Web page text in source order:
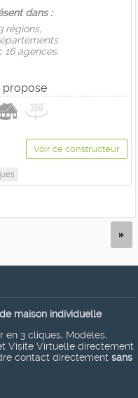
dans :
3 règions,
16 agences.
propose
Voir ce constructeur
maison individuelle
en 3 cliques, Modèles,
Visite Virtuelle directement
contact directement sans